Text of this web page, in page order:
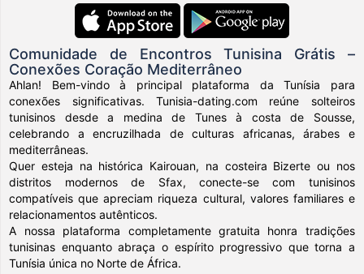
Comunidade de Encontros Tunisina Grátis –
Conexões Coração Mediterrâneo
Ahlan! Bem-vindo à principal plataforma da Tunísia para
conexões significativas. Tunisia-dating.com reúne solteiros
tunisinos desde a medina de Tunes à costa de Sousse,
celebrando a encruzilhada de culturas africanas, árabes e
mediterrâneas.
Quer esteja na histórica Kairouan, na costeira Bizerte ou nos
distritos modernos de Sfax, conecte-se com tunisinos
compatíveis que apreciam riqueza cultural, valores familiares e
relacionamentos autênticos.
A nossa plataforma completamente gratuita honra tradições
tunisinas enquanto abraça o espírito progressivo que torna a
Tunísia única no Norte de África.